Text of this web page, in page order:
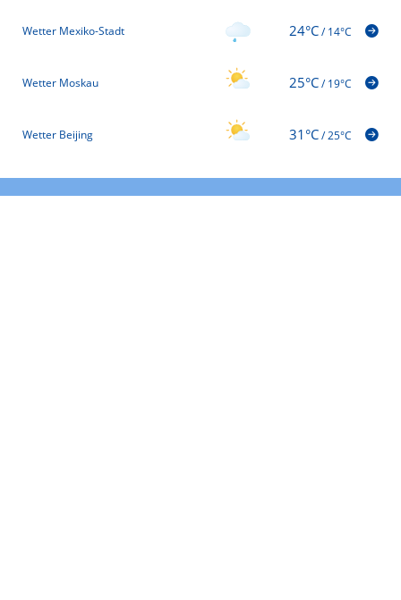
Wetter Mexiko-Stadt 24°C/14°C
Wetter Moskau 25°C/19°C
Wetter Beijing 31°C/25°C